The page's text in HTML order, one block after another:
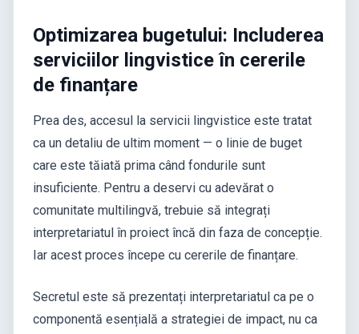
Optimizarea bugetului: Includerea
serviciilor lingvistice în cererile
de finanțare
Prea des, accesul la servicii lingvistice este tratat
ca un detaliu de ultim moment — o linie de buget
care este tăiată prima când fondurile sunt
insuficiente. Pentru a deservi cu adevărat o
comunitate multilingvă, trebuie să integrați
interpretariatul în proiect încă din faza de concepție.
Iar acest proces începe cu cererile de finanțare.
Secretul este să prezentați interpretariatul ca pe o
componentă esențială a strategiei de impact, nu ca